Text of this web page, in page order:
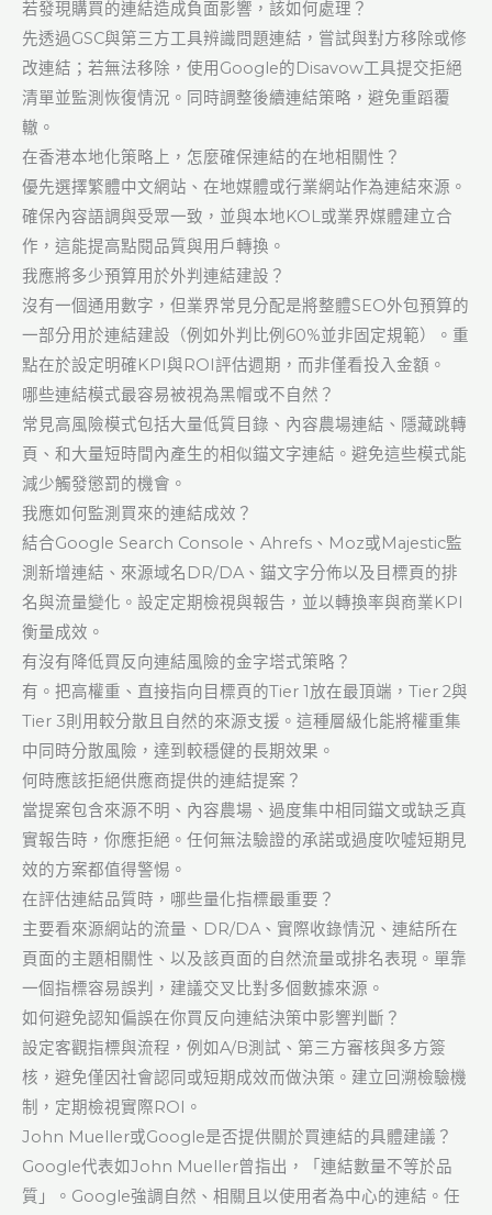
若發現購買的連結造成負面影響，該如何處理？
先透過GSC與第三方工具辨識問題連結，嘗試與對方移除或修
改連結；若無法移除，使用Google的Disavow工具提交拒絕
清單並監測恢復情況。同時調整後續連結策略，避免重蹈覆
轍。
在香港本地化策略上，怎麼確保連結的在地相關性？
優先選擇繁體中文網站、在地媒體或行業網站作為連結來源。
確保內容語調與受眾一致，並與本地KOL或業界媒體建立合
作，這能提高點閱品質與用戶轉換。
我應將多少預算用於外判連結建設？
沒有一個通用數字，但業界常見分配是將整體SEO外包預算的
一部分用於連結建設（例如外判比例60%並非固定規範）。重
點在於設定明確KPI與ROI評估週期，而非僅看投入金額。
哪些連結模式最容易被視為黑帽或不自然？
常見高風險模式包括大量低質目錄、內容農場連結、隱藏跳轉
頁、和大量短時間內產生的相似錨文字連結。避免這些模式能
減少觸發懲罰的機會。
我應如何監測買來的連結成效？
結合Google Search Console、Ahrefs、Moz或Majestic監
測新增連結、來源域名DR/DA、錨文字分佈以及目標頁的排
名與流量變化。設定定期檢視與報告，並以轉換率與商業KPI
衡量成效。
有沒有降低買反向連結風險的金字塔式策略？
有。把高權重、直接指向目標頁的Tier 1放在最頂端，Tier 2與
Tier 3則用較分散且自然的來源支援。這種層級化能將權重集
中同時分散風險，達到較穩健的長期效果。
何時應該拒絕供應商提供的連結提案？
當提案包含來源不明、內容農場、過度集中相同錨文或缺乏真
實報告時，你應拒絕。任何無法驗證的承諾或過度吹噓短期見
效的方案都值得警惕。
在評估連結品質時，哪些量化指標最重要？
主要看來源網站的流量、DR/DA、實際收錄情況、連結所在
頁面的主題相關性、以及該頁面的自然流量或排名表現。單靠
一個指標容易誤判，建議交叉比對多個數據來源。
如何避免認知偏誤在你買反向連結決策中影響判斷？
設定客觀指標與流程，例如A/B測試、第三方審核與多方簽
核，避免僅因社會認同或短期成效而做決策。建立回溯檢驗機
制，定期檢視實際ROI。
John Mueller或Google是否提供關於買連結的具體建議？
Google代表如John Mueller曾指出，「連結數量不等於品
質」。Google強調自然、相關且以使用者為中心的連結。任